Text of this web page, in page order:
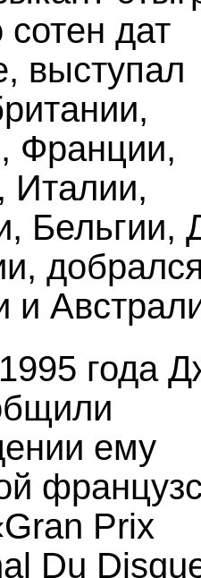
сотен дат
выступал
Франции,
Италии,
Бельгии,
и
года
ему
Prix
Du